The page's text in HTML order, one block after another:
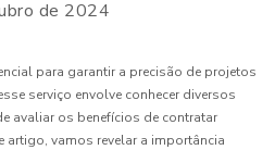
de 2024
para garantir a precisão de projetos
serviço envolve conhecer diversos
avaliar os benefícios de contratar
vamos revelar a importância